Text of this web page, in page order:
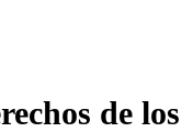
de los